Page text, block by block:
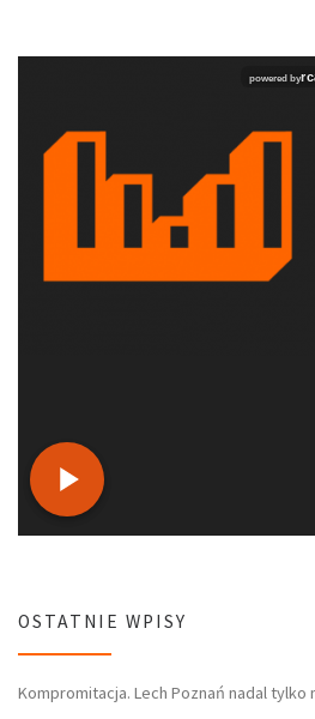
OSTATNIE WPISY
Kompromitacja. Lech Poznań nadal